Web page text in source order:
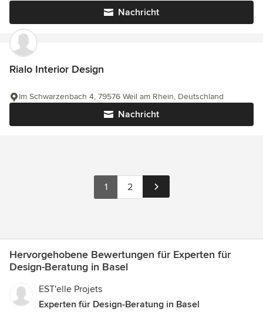
Nachricht
Rialo Interior Design
Nachricht
Im Schwarzenbach 4, 79576 Weil am Rhein, Deutschland
1 2
Hervorgehobene Bewertungen für Experten für
Design-Beratung in Basel
EST'elle Projets
Experten für Design-Beratung in Basel